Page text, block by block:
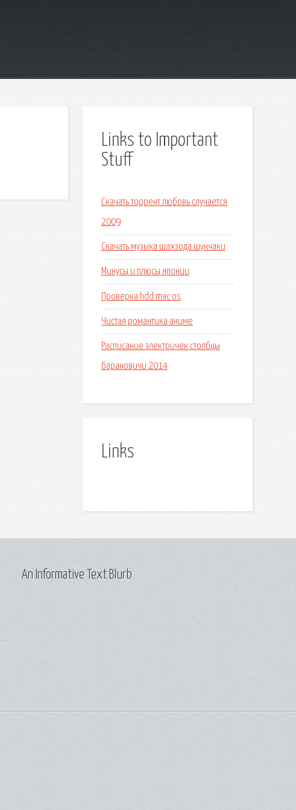
Links to Important
Stuff
Скачать торрент любовь случается
2009
Скачать музыка шахзода шунчаки
Минусы и плюсы японии
Проверка hdd mac os
Чистая романтика аниме
Расписание электричек столбцы
барановичи 2014
Links
An Informative Text Blurb